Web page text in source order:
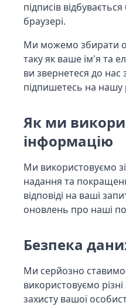
підписів
браузері.
Ми можемо збирати
таку як ваше ім'я та
ви звернетеся до
підпишетесь на нашу
Як ми
інформацію
Ми використовуємо
надання та
відповіді на ваші
оновлень про наші
Безпека
Ми серйозно
використовуємо
захисту вашої